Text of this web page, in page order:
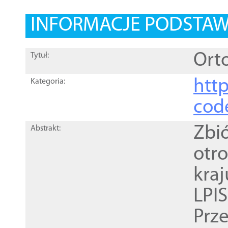
INFORMACJE
Tytuł:
Kategoria:
Abstrakt: